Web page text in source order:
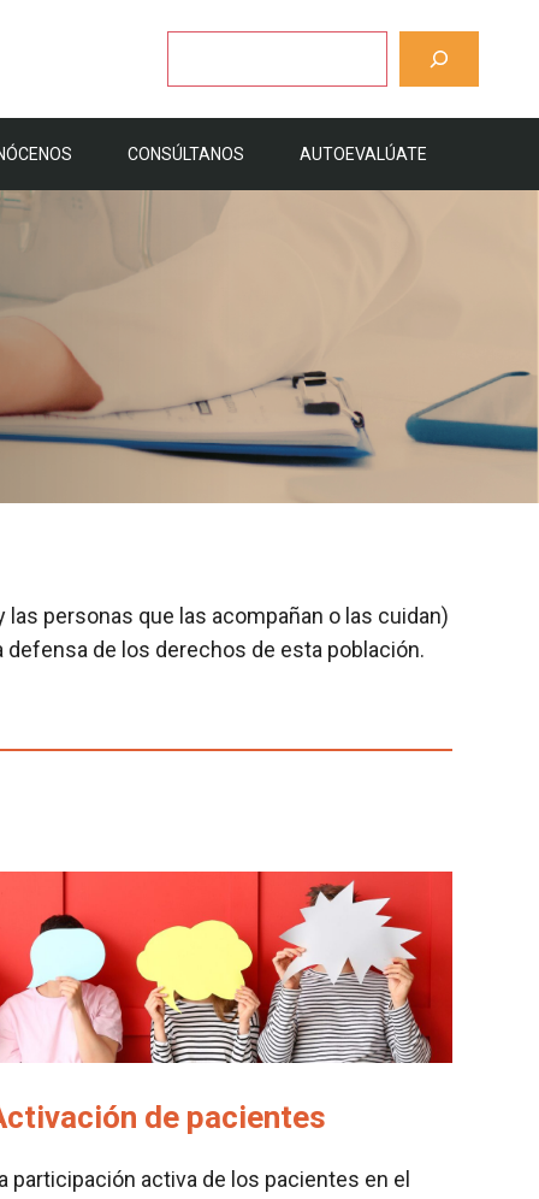
CONSÚLTANOS AUTOEVALÚATE
las personas que las acompañan o las cuidan)
de los derechos de esta población.
de pacientes
participación activa de los pacientes en el